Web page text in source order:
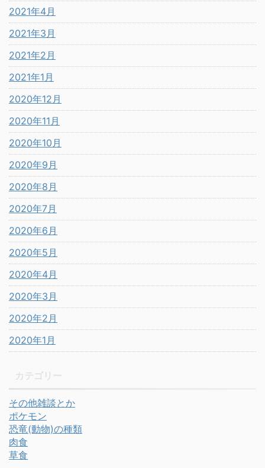
2021年4月
2021年3月
2021年2月
2021年1月
2020年12月
2020年11月
2020年10月
2020年9月
2020年8月
2020年7月
2020年6月
2020年5月
2020年4月
2020年3月
2020年2月
2020年1月
その他雑談とか
ポケモン
恐竜(動物)の種類
肉食
草食